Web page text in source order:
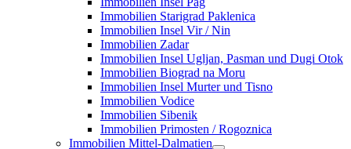
Immobilien Starigrad Paklenica
Immobilien Insel Vir / Nin
Immobilien Zadar
Immobilien Insel Ugljan, Pasman und Dugi Otok
Immobilien Biograd na Moru
Immobilien Insel Murter und Tisno
Immobilien Vodice
Immobilien Sibenik
Immobilien Primosten / Rogoznica
Immobilien Mittel-Dalmatien